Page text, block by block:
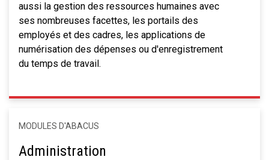
aussi la gestion des ressources humaines avec
ses nombreuses facettes, les portails des
employés et des cadres, les applications de
numérisation des dépenses ou d'enregistrement
du temps de travail.
MODULES D'ABACUS
Administration